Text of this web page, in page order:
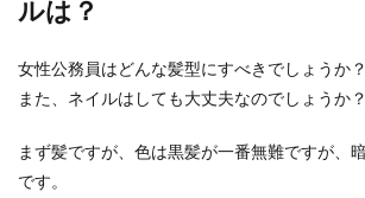
ルは？
女性公務員はどんな髪型にすべきでしょうか？
また、ネイルはしても大丈夫なのでしょうか？
まず髪ですが、色は黒髪が一番無難ですが、
です。